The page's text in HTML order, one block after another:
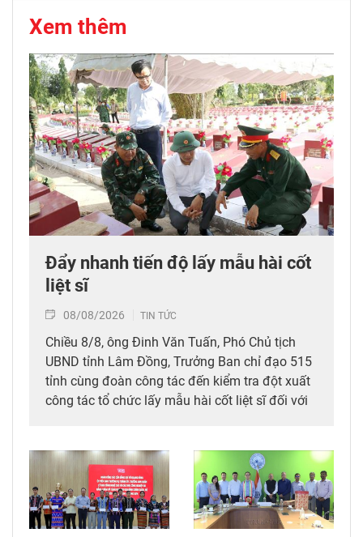
Xem thêm
Đẩy nhanh tiến độ lấy mẫu hài cốt
liệt sĩ
08/08/2026 TIN TỨC
Chiều 8/8, ông Đinh Văn Tuấn, Phó Chủ tịch
UBND tỉnh Lâm Đồng, Trưởng Ban chỉ đạo 515
tỉnh cùng đoàn công tác đến kiểm tra đột xuất
công tác tổ chức lấy mẫu hài cốt liệt sĩ đối với
thời tặng quà cho cán bộ, chiến sĩ tham gia
công tác lấy mẫu tại đây.